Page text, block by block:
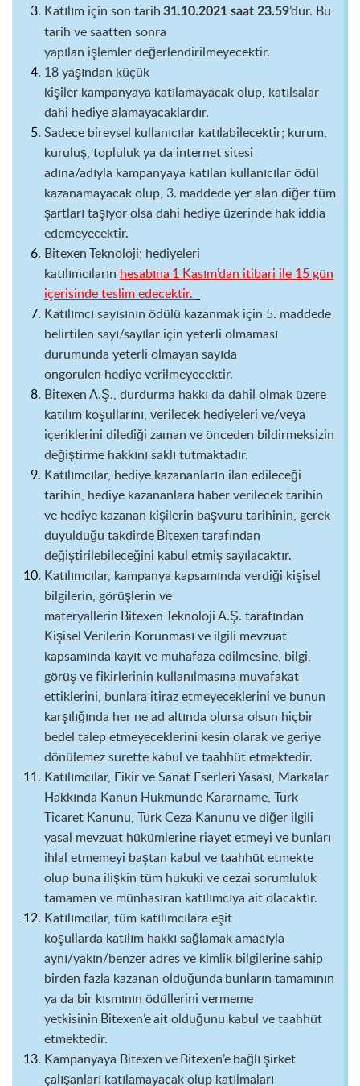
Katılım için son tarih 31.10.2021 saat 23.59’dur. Bu
tarih ve saatten sonra
yapılan işlemlerdeğerlendirilmeyecektir.
18 yaşından küçük
kişiler kampanyaya katılamayacak olup, katılsalar
dahi hediyealamayacaklardır.
Sadece bireysel kullanıcılar katılabilecektir; kurum,
kuruluş, topluluk ya da internet sitesi
adına/adıyla kampanyaya katılan kullanıcılar ödül
kazanamayacak olup, 3. maddede yer alan diğer tüm
şartları taşıyor olsa dahi hediye üzerinde hak iddia
edemeyecektir.
BitexenTeknoloji; hediyeleri
katılımcıların hesabına 1 Kasım’dan itibari ile 15 gün
içerisinde teslim edecektir.
Katılımcı sayısının ödülü kazanmak için 5. maddede
belirtilen sayı/sayılar için yeterli olmaması
durumunda yeterli olmayan sayıda
öngörülen hediyeverilmeyecektir.
BitexenA.Ş., durdurma hakkı da dahil olmak üzere
katılım koşullarını, verilecek hediyeleri ve/veya
içeriklerini dilediği zaman ve önceden bildirmeksizin
değiştirme hakkını saklı tutmaktadır.
Katılımcılar, hediye kazananların ilan edileceği
tarihin, hediye kazananlara haber verilecek tarihin
ve hediye kazanan kişilerin başvuru tarihinin, gerek
duyulduğu takdirdeBitexentarafından
değiştirilebileceğini kabul etmiş sayılacaktır.
Katılımcılar, kampanya kapsamında verdiği kişisel
bilgilerin, görüşlerin ve
materyallerin BitexenTeknoloji A.Ş. tarafından
Kişisel Verilerin Korunması ve ilgili mevzuat
kapsamında kayıt ve muhafaza edilmesine, bilgi,
görüş ve fikirlerinin kullanılmasına muvafakat
ettiklerini, bunlara itiraz etmeyeceklerini ve bunun
karşılığında her ne ad altında olursa olsun hiçbir
bedel talep etmeyeceklerini kesin olarak ve geriye
dönülemez surette kabul ve taahhüt etmektedir.
Katılımcılar, Fikir ve Sanat Eserleri Yasası, Markalar
Hakkında Kanun Hükmünde Kararname, Türk
Ticaret Kanunu, Türk Ceza Kanunu ve diğer ilgili
yasal mevzuat hükümlerine riayet etmeyi ve bunları
ihlal etmemeyi baştan kabul ve taahhüt etmekte
olup buna ilişkin tüm hukuki ve cezai sorumluluk
tamamen ve münhasıran katılımcıya ait olacaktır.
Katılımcılar, tüm katılımcılara eşit
koşullarda katılım hakkı sağlamak amacıyla
aynı/yakın/benzer adres ve kimlik bilgilerine sahip
birden fazla kazanan olduğunda bunların tamamının
ya da bir kısmının ödüllerini vermeme
yetkisinin Bitexen’eait olduğunu kabul ve taahhüt
etmektedir.
Kampanyaya BitexenveBitexen’ebağlı şirket
çalışanları katılamayacak olup katılmaları